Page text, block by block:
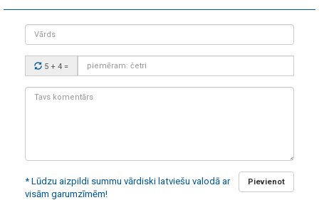
Vārds
Drošības
kods:
5 + 4 =
Tavs
Pievienot
* Lūdzu aizpildi summu vārdiski latviešu valodā ar
visām garumzīmēm!